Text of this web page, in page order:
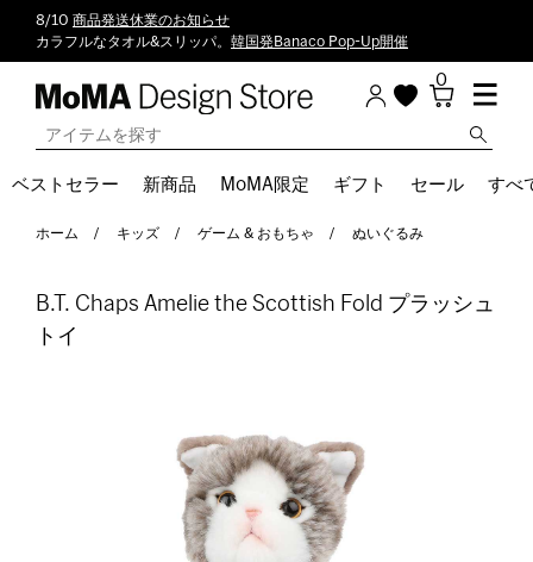
8/10 商品発送休業のお知らせ
カラフルなタオル&スリッパ。 韓国発Banaco Pop-Up開催
0
ベストセラー 新商品 MoMA限定 ギフト セール すべ
ホーム キッズ ゲーム & おもちゃ ぬいぐるみ
B.T. Chaps Amelie the Scottish Fold プラッシュ
トイ